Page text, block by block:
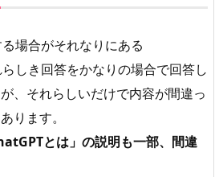
場合がそれなりにある
しき回答をかなりの場合で回答し
、それらしいだけで内容が間違っ
ります。
とは」の説明も一部、間違